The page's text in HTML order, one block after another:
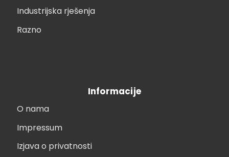
Industrijska rješenja
Razno
Informacije
O nama
Impressum
Izjava o privatnosti